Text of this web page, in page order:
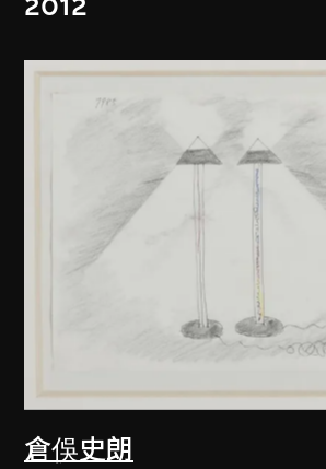
2012
倉俁史朗